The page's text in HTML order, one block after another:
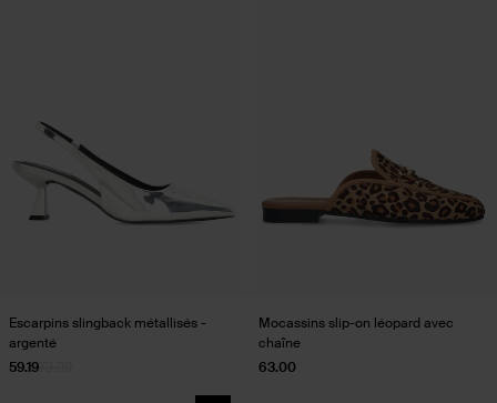
Escarpins slingback métallisés -
argenté
59.19
Mocassins slip-on léopard avec
chaîne
63.00